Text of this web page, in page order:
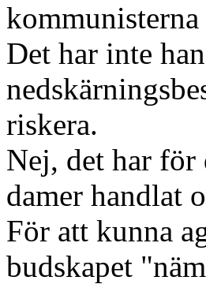
Det har inte
riskera.
Nej, det har för
damer handlat
För att kunna
budskapet